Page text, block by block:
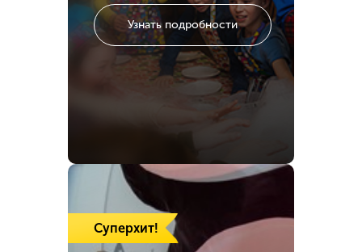
Узнать подробности
Суперхит!